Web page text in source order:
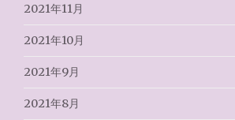
2021年11月
2021年10月
2021年9月
2021年8月